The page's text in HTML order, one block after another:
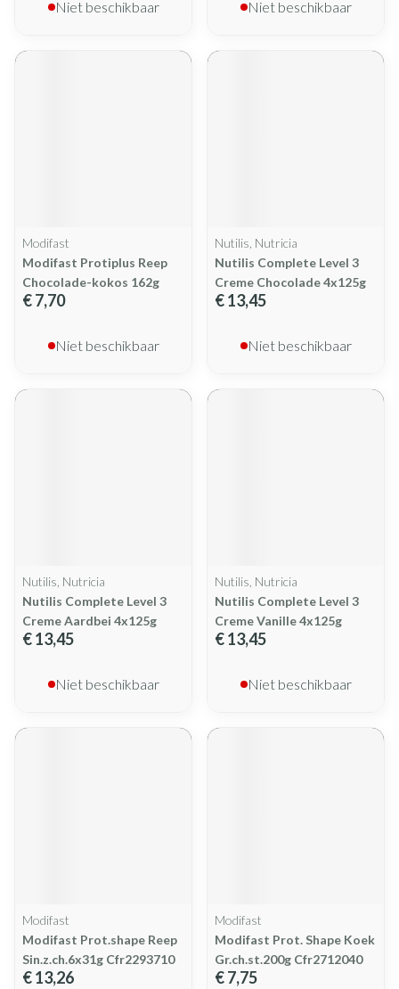
Niet beschikbaar Niet beschikbaar
Modifast
Modifast Protiplus Reep
Chocolade-kokos 162g
€ 7,70
Niet beschikbaar
Nutilis, Nutricia
Nutilis Complete Level 3
Creme Chocolade 4x125g
€ 13,45
Niet beschikbaar
Nutilis, Nutricia
Nutilis Complete Level 3
Creme Aardbei 4x125g
€ 13,45
Niet beschikbaar
Nutilis, Nutricia
Nutilis Complete Level 3
Creme Vanille 4x125g
€ 13,45
Niet beschikbaar
Modifast
Modifast Prot.shape Reep
Sin.z.ch.6x31g Cfr2293710
€ 13,26
Modifast
Modifast Prot. Shape Koek
Gr.ch.st.200g Cfr2712040
€ 7,75